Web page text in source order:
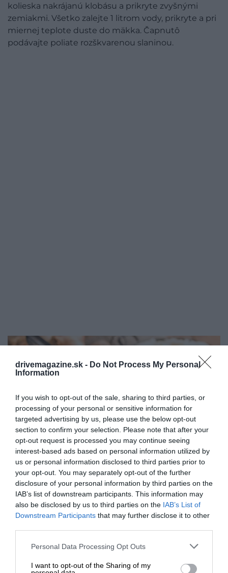
drivemagazine.sk - Do Not Process My Personal
Information
If you wish to opt-out of the sale, sharing to third parties, or
processing of your personal or sensitive information for
targeted advertising by us, please use the below opt-out
section to confirm your selection. Please note that after your
opt-out request is processed you may continue seeing
interest-based ads based on personal information utilized by
us or personal information disclosed to third parties prior to
your opt-out. You may separately opt-out of the further
disclosure of your personal information by third parties on the
IAB’s list of downstream participants. This information may
also be disclosed by us to third parties on the IAB’s List of
Downstream Participants that may further disclose it to other
Please note that this website/app uses one or more Google
not limited to your visit or usage behaviour. You may click to
Personal Data Processing Opt Outs
I want to opt-out of the Sharing of my
kolieska nakrájanú klobásu a prikryte zvyšnými
zemiakmi. Všetko zalejte 1 litrom vody, prikryte a pri
miernej teplote duste do mäkka. Čapnutô
podávajte poliate rozškvarenou slaninou.
Foto:Región Podpoľanie
RECEPT NA ZEMIAKOVÉ PACÁLE
Ingrediencie: